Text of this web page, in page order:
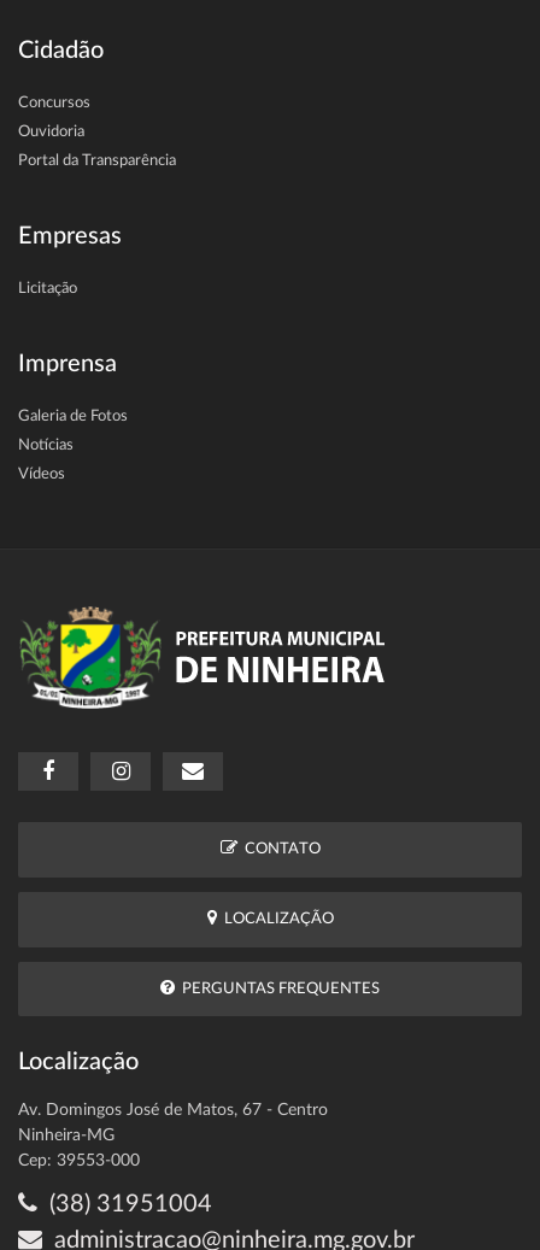
Cidadão
Concursos
Ouvidoria
Portal da Transparência
Empresas
Licitação
Imprensa
Galeria de Fotos
Notícias
Vídeos
CONTATO
LOCALIZAÇÃO
PERGUNTAS FREQUENTES
Localização
Av. Domingos José de Matos, 67 - Centro
Ninheira-MG
Cep: 39553-000
(38) 31951004
administracao@ninheira.mg.gov.br